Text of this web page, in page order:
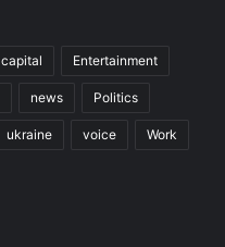
capital Entertainment
news Politics
ukraine voice Work